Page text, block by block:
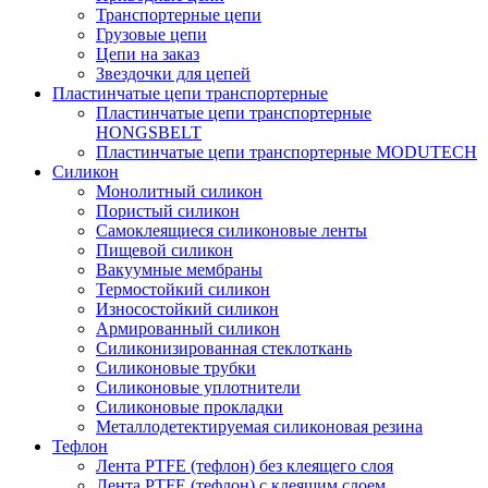
Транспортерные цепи
Грузовые цепи
Цепи на заказ
Звездочки для цепей
Пластинчатые цепи транспортерные
Пластинчатые цепи транспортерные
HONGSBELT
Пластинчатые цепи транспортерные MODUTECH
Силикон
Монолитный силикон
Пористый силикон
Самоклеящиеся силиконовые ленты
Пищевой силикон
Вакуумные мембраны
Термостойкий силикон
Износостойкий силикон
Армированный силикон
Силиконизированная стеклоткань
Силиконовые трубки
Силиконовые уплотнители
Силиконовые прокладки
Металлодетектируемая силиконовая резина
Тефлон
Лента PTFE (тефлон) без клеящего слоя